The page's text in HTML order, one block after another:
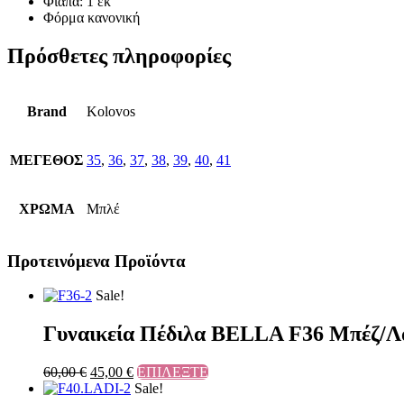
Φόρμα κανονική
Πρόσθετες πληροφορίες
Brand Kolovos
ΜΕΓΕΘΟΣ 35, 36, 37, 38, 39, 40, 41
ΧΡΩΜΑ Μπλέ
Προτεινόμενα Προϊόντα
Sale!
Γυναικεία Πέδιλα BELLA F36 Μπέζ/
60,00€ 45,00 € ΕΠΙΛΕΞΤΕ
Sale!